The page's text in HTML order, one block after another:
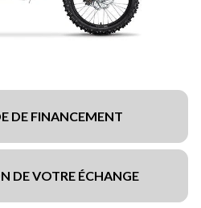
DE FINANCEMENT
DE VOTRE ÉCHANGE